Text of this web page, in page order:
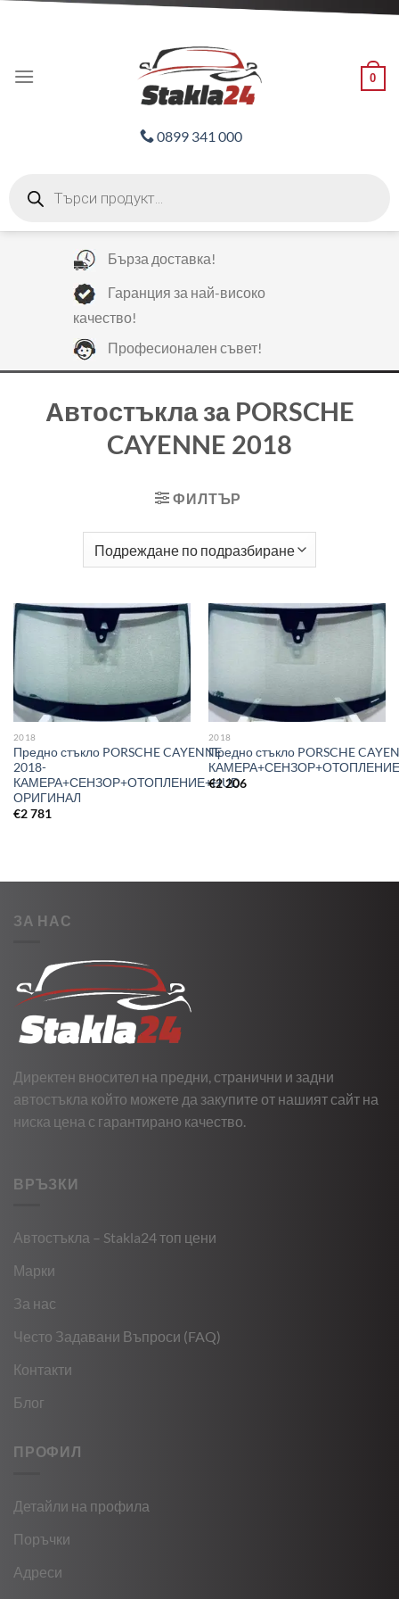
0
0899 341 000
search
Бърза доставка!
Гаранция за най-високо
качество!
Професионален съвет!
Автостъкла за PORSCHE
CAYENNE 2018
ФИЛТЪР
2018
Предно стъкло PORSCHE CAYENNE
2018-
КАМЕРА+СЕНЗОР+ОТОПЛЕНИЕ+HUD
ОРИГИНАЛ
€2 781
2018
Предно стъкло PORSCHE
€2 206
ЗА НАС
Директен вносител на предни, странични и задни
автостъкла който можете да закупите от нашият сайт на
ниска цена с гарантирано качество.
ВРЪЗКИ
Автостъкла – Stakla24 топ цени
Марки
За нас
Често Задавани Въпроси (FAQ)
Контакти
Блог
ПРОФИЛ
Детайли на профила
Поръчки
Адреси